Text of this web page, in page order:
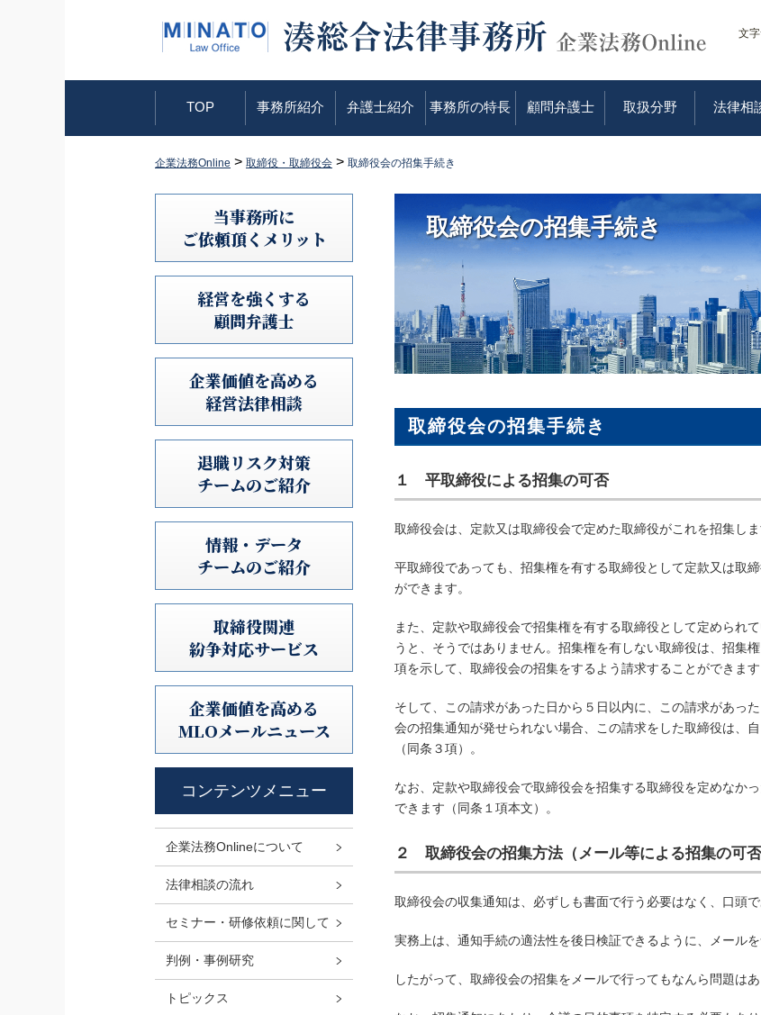
文
TOP 事務所紹介 弁護士紹介 事務所の特長 顧問弁護士 取扱分野 法律相
企業法務Online > 取締役・取締役会 > 取締役会の招集手続き
取締役会の招集手続き
取締役会の招集手続き
１ 平取締役による招集の可否
取締役会は、定款又は取締役会で定めた取締役がこれを招集し
平取締役であっても、招集権を有する取締役として定款又は取
ができます。
また、定款や取締役会で招集権を有する取締役として定められ
うと、そうではありません。招集権を有しない取締役は、招集
項を示して、取締役会の招集をするよう請求することができます
そして、この請求があった日から５日以内に、この請求があっ
会の招集通知が発せられない場合、この請求をした取締役は、
（同条３項）。
なお、定款や取締役会で取締役会を招集する取締役を定めなか
できます（同条１項本文）。
２ 取締役会の招集方法（メール等による招集の可否
取締役会の収集通知は、必ずしも書面で行う必要はなく、口頭で
実務上は、通知手続の適法性を後日検証できるように、メール
したがって、取締役会の招集をメールで行ってもなんら問題はあ
当事務所に
ご依頼頂くメリット
経営を強くする
顧問弁護士
企業価値を高める
経営法律相談
退職リスク対策
チームのご紹介
情報・データ
チームのご紹介
取締役関連
紛争対応サービス
企業価値を高める
MLOメールニュース
コンテンツメニュー
企業法務Onlineについて
法律相談の流れ
セミナー・研修依頼に関して
判例・事例研究
トピックス